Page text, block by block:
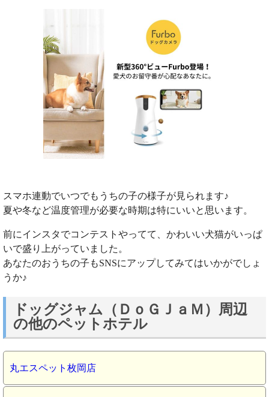
スマホ連動でいつでもうちの子の様子が見られます♪
夏や冬など温度管理が必要な時期は特にいいと思います。
前にインスタでコンテストやってて、かわいい犬猫がいっぱ
いで盛り上がっていました。
あなたのおうちの子もSNSにアップしてみてはいかがでしょ
うか♪
ドッグジャム（ＤｏＧＪａＭ）周辺
の他のペットホテル
丸エスペット枚岡店